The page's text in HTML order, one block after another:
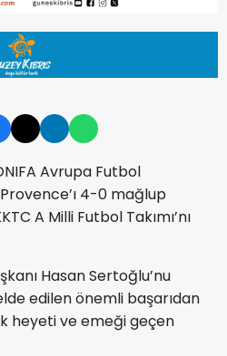
Avrupa Futbol
4-0 mağlup
A Milli Futbol Takımı’nı
Hasan Sertoğlu’nu
edilen önemli başarıdan
heyeti ve emeği geçen